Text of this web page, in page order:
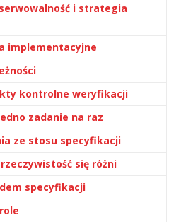
i strategia
implementacyjne
kontrolne weryfikacji
zadanie na raz
ze stosu specyfikacji
się różni
specyfikacji